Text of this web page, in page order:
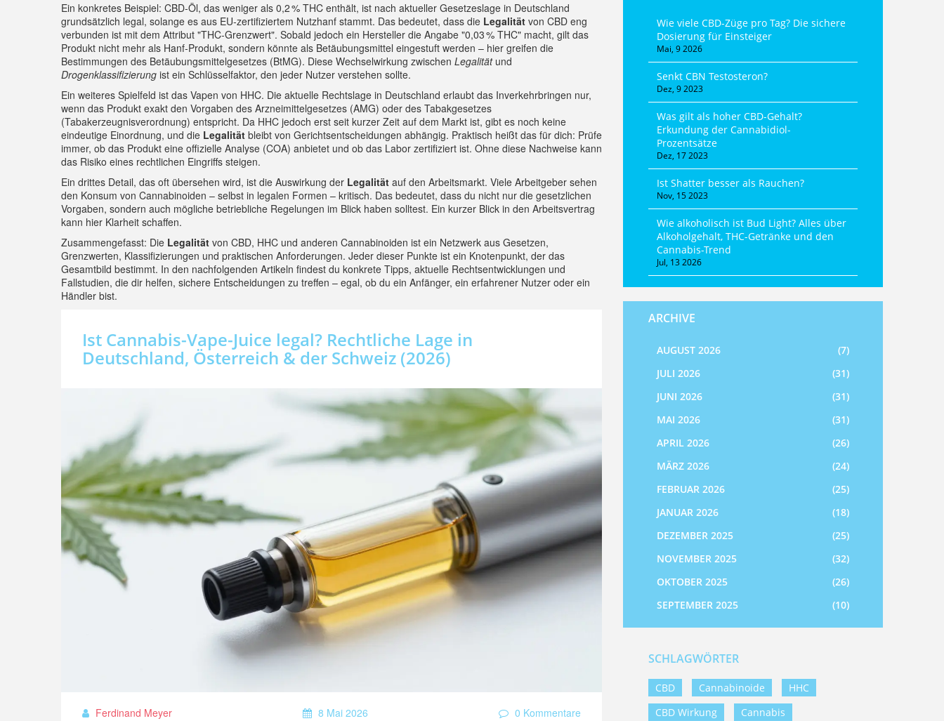
Ein konkretes Beispiel: CBD‑Öl, das weniger als 0,2 % THC enthält, ist nach aktueller Gesetzeslage in Deutschland
grundsätzlich legal, solange es aus EU‑zertifiziertem Nutzhanf stammt. Das bedeutet, dass die Legalität von CBD eng
verbunden ist mit dem Attribut "THC‑Grenzwert". Sobald jedoch ein Hersteller die Angabe "0,03 % THC" macht, gilt das
Produkt nicht mehr als Hanf‑Produkt, sondern könnte als Betäubungsmittel eingestuft werden – hier greifen die
Bestimmungen des Betäubungsmittelgesetzes (BtMG). Diese Wechselwirkung zwischen Legalitätund
Drogenklassifizierung ist ein Schlüsselfaktor, den jeder Nutzer verstehen sollte.
Ein weiteres Spielfeld ist das Vapen von HHC. Die aktuelle Rechtslage in Deutschland erlaubt das Inverkehrbringen nur,
wenn das Produkt exakt den Vorgaben des Arzneimittelgesetzes (AMG) oder des Tabakgesetzes
(Tabakerzeugnisverordnung) entspricht. Da HHC jedoch erst seit kurzer Zeit auf dem Markt ist, gibt es noch keine
eindeutige Einordnung, und die Legalität bleibt von Gerichtsentscheidungen abhängig. Praktisch heißt das für dich: Prüfe
immer, ob das Produkt eine offizielle Analyse (COA) anbietet und ob das Labor zertifiziert ist. Ohne diese Nachweise kann
das Risiko eines rechtlichen Eingriffs steigen.
Ein drittes Detail, das oft übersehen wird, ist die Auswirkung der Legalität auf den Arbeitsmarkt. Viele Arbeitgeber sehen
den Konsum von Cannabinoiden – selbst in legalen Formen – kritisch. Das bedeutet, dass du nicht nur die gesetzlichen
Vorgaben, sondern auch mögliche betriebliche Regelungen im Blick haben solltest. Ein kurzer Blick in den Arbeitsvertrag
kann hier Klarheit schaffen.
Zusammengefasst: Die Legalität von CBD, HHC und anderen Cannabinoiden ist ein Netzwerk aus Gesetzen,
Grenzwerten, Klassifizierungen und praktischen Anforderungen. Jeder dieser Punkte ist ein Knotenpunkt, der das
Gesamtbild bestimmt. In den nachfolgenden Artikeln findest du konkrete Tipps, aktuelle Rechtsentwicklungen und
Fallstudien, die dir helfen, sichere Entscheidungen zu treffen – egal, ob du ein Anfänger, ein erfahrener Nutzer oder ein
Händler bist.
Ist Cannabis-Vape-Juice legal? Rechtliche Lage in
Deutschland, Österreich & der Schweiz (2026)
Ferdinand Meyer 8 Mai 2026 0 Kommentare
Wie viele CBD-Züge pro Tag? Die sichere
Dosierung für Einsteiger
Mai, 9 2026
Senkt CBN Testosteron?
Dez, 9 2023
Was gilt als hoher CBD-Gehalt?
Erkundung der Cannabidiol-
Prozentsätze
Dez, 17 2023
Ist Shatter besser als Rauchen?
Nov, 15 2023
Wie alkoholisch ist Bud Light? Alles über
Alkoholgehalt, THC-Getränke und den
Cannabis-Trend
Jul, 13 2026
ARCHIVE
AUGUST 2026
(7)
JULI 2026
(31)
JUNI 2026
(31)
MAI 2026
(31)
APRIL 2026
(26)
MÄRZ 2026
(24)
FEBRUAR 2026
(25)
JANUAR 2026
(18)
DEZEMBER 2025
(25)
NOVEMBER 2025
(32)
OKTOBER 2025
(26)
SEPTEMBER 2025
(10)
SCHLAGWÖRTER
CBD Cannabinoide
HHC
CBD Wirkung
Cannabis